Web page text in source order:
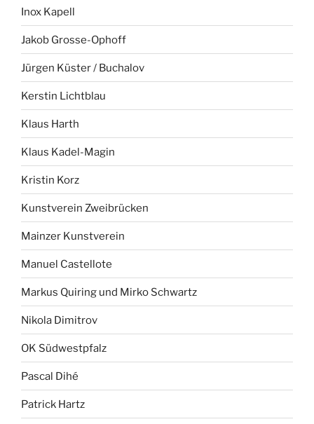
Inox Kapell
Jakob Grosse-Ophoff
Jürgen Küster / Buchalov
Kerstin Lichtblau
Klaus Harth
Klaus Kadel-Magin
Kristin Korz
Kunstverein Zweibrücken
Mainzer Kunstverein
Manuel Castellote
Markus Quiring und Mirko Schwartz
Nikola Dimitrov
OK Südwestpfalz
Pascal Dihé
Patrick Hartz